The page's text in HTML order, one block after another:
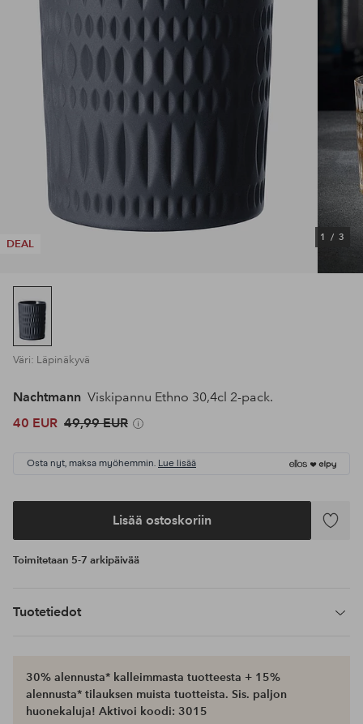
DEAL
1 / 3
Väri: Läpinäkyvä
Nachtmann Viskipannu Ethno 30,4cl 2-pack.
40 EUR 49,99 EUR
Osta nyt, maksa myöhemmin. Lue lisää
Lisää ostoskoriin
Lisää
Toimitetaan 5-7 arkipäivää
Tuotetiedot
30% alennusta* kalleimmasta tuotteesta + 15%
alennusta* tilauksen muista tuotteista. Sis. paljon
huonekaluja! Aktivoi koodi: 3015